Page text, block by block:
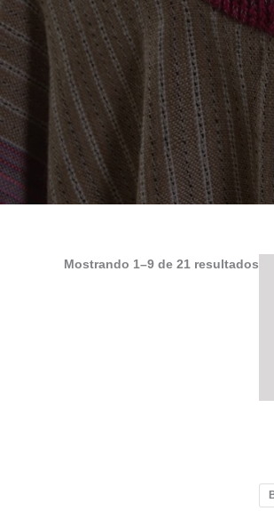
Mostrando 1–9 de 21 resultados